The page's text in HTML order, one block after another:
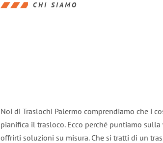
CHI SIAMO
Noi di Traslochi Palermo comprendiamo che i
pianifica il trasloco. Ecco perché puntiamo sulla
offrirti soluzioni su misura. Che si tratti di un